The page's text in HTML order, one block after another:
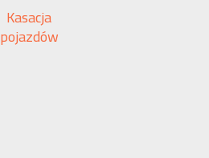
Kasacja
pojazdów